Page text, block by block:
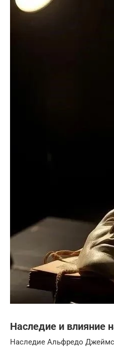
Наследие и влияние
Наследие Альфредо